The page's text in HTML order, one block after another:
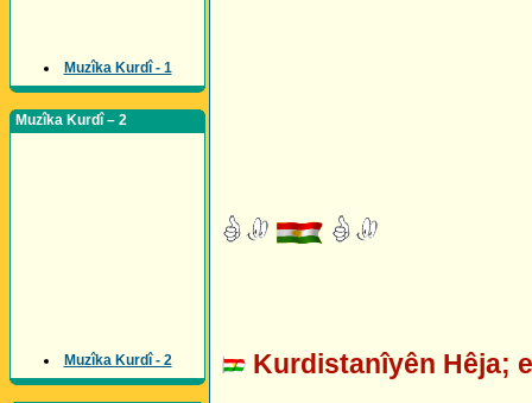
Muzîka Kurdî - 1
Muzîka Kurdî – 2
Muzîka Kurdî - 2 Kurdistanîyên Hêja;